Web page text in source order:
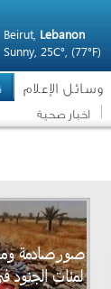
Beirut, Lebanon
Sunny, 25C°, (77°F)
وسائل الإعلام
اخبار صحية
صورصادمة
لمئات الجنود